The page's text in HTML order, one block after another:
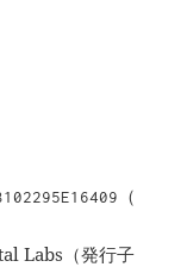
（
Labs（発行子